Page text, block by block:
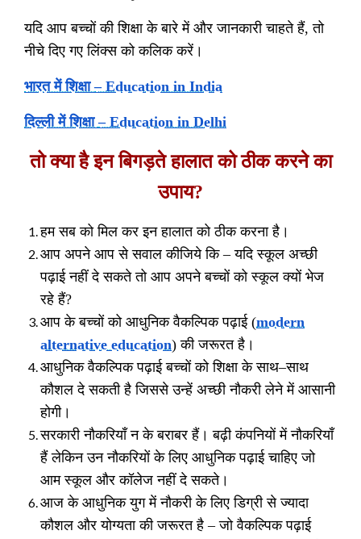
यदि आप बच्चों की शिक्षा के बारे में और जानकारी चाहते हैं,तो
नीचे दिए गए लिंक्स को कलिक करें।
भारत में शिक्षा– Education in India
दिल्ली में शिक्षा– Education in Delhi
तो क्या है इन बिगड़ते हालात को ठीक करने का
उपाय?
हम सब को मिल कर इन हालात को ठीक करना है।
आप अपने आप से सवाल कीजिये कि–यदि स्कूल अच्छी
पढ़ाई नहीं दे सकते तो आप अपने बच्चों को स्कूल क्यों भेज
रहे हैं?
आप के बच्चों को आधुनिक वैकल्पिक पढ़ाई (modern
alternative education)की जरूरत है।
आधुनिक वैकल्पिक पढ़ाई बच्चों को शिक्षा के साथ–साथ
कौशल दे सकती है जिससे उन्हें अच्छी नौकरी लेने में आसानी
होगी।
सरकारी नौकरियाँ न के बराबर हैं। बढ़ी कंपनियों में नौकरियाँ
हैं लेकिन उन नौकरियों के लिए आधुनिक पढ़ाई चाहिए जो
आम स्कूल और कॉलेज नहीं दे सकते।
आज के आधुनिक युग में नौकरी के लिए डिग्री से ज्यादा
कौशल और योग्यता की जरूरत है–जो वैकल्पिक पढ़ाई